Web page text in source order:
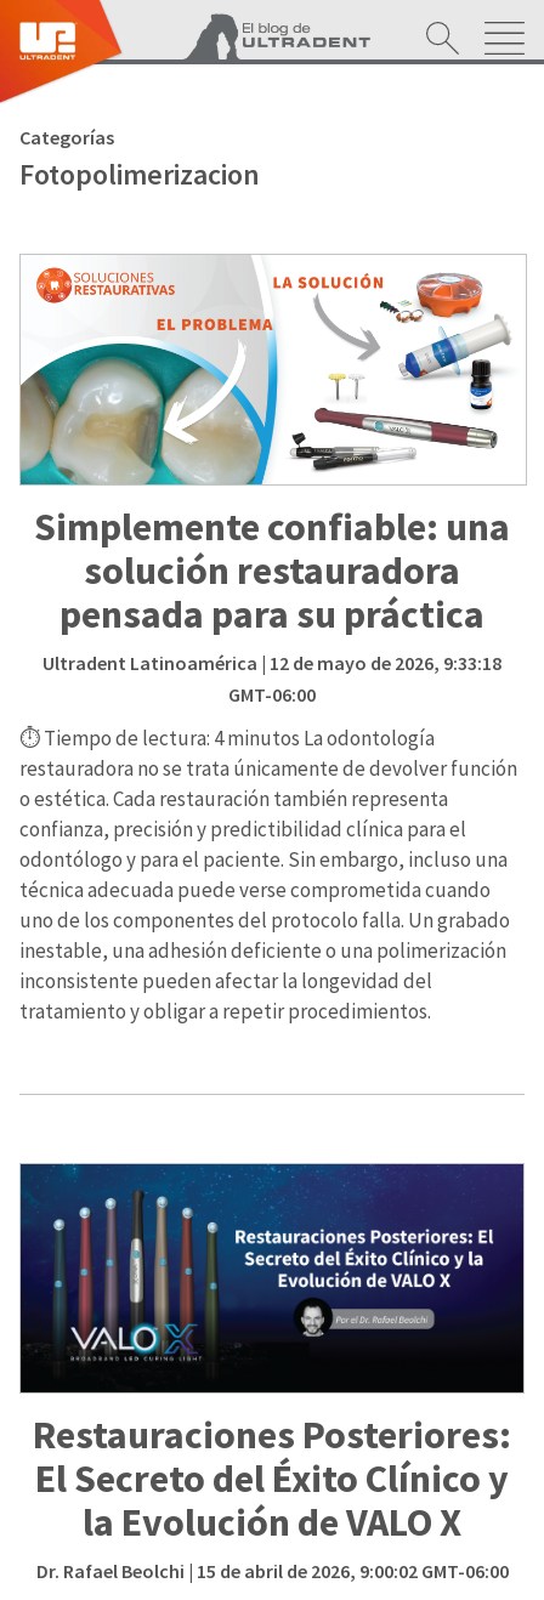
Categorías
Fotopolimerizacion
Simplemente confiable: una
solución restauradora
pensada para su práctica
Ultradent Latinoamérica | 12 de mayo de 2026, 9:33:18
GMT-06:00
⏱ Tiempo de lectura: 4 minutos La odontología
restauradora no se trata únicamente de devolver función
o estética. Cada restauración también representa
confianza, precisión y predictibilidad clínica para el
odontólogo y para el paciente. Sin embargo, incluso una
técnica adecuada puede verse comprometida cuando
uno de los componentes del protocolo falla. Un grabado
inestable, una adhesión deficiente o una polimerización
inconsistente pueden afectar la longevidad del
tratamiento y obligar a repetir procedimientos.
Restauraciones Posteriores:
El Secreto del Éxito Clínico y
la Evolución de VALO X
Dr. Rafael Beolchi | 15 de abril de 2026, 9:00:02 GMT-06:00